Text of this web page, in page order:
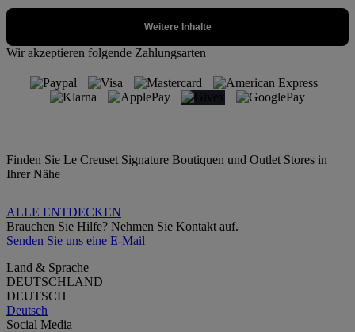
Wir akzeptieren folgende Zahlungsarten
Finden Sie Le Creuset Signature Boutiquen und Outlet Stores in
Ihrer Nähe
ALLE ENTDECKEN
Brauchen Sie Hilfe? Nehmen Sie Kontakt auf.
Senden Sie uns eine E-Mail
Land & Sprache
DEUTSCHLAND
DEUTSCH
Deutsch
Social Media